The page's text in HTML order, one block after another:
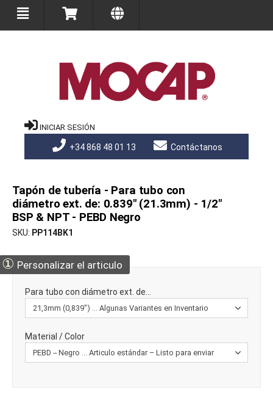
INICIAR SESIÓN
+34 868 48 01 13 Contáctanos
Tapón de tubería - Para tubo con
diámetro ext. de: 0.839" (21.3mm) - 1/2"
BSP & NPT - PEBD Negro
SKU PP114BK1
① Personalizar el articulo
Para tubo con diámetro ext. de...
Material / Color